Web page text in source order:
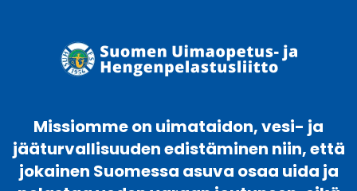
Missiomme on uimataidon, vesi- ja
jääturvallisuuden edistäminen niin, että
jokainen Suomessa asuva osaa uida ja